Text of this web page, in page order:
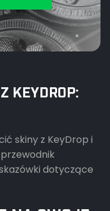
KEYDROP:
skiny z KeyDrop i
dotyczące